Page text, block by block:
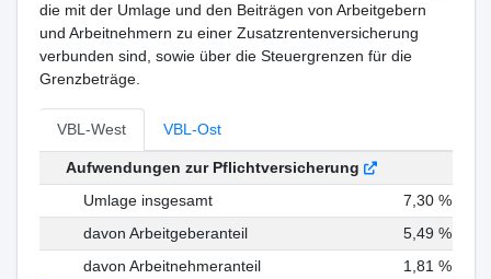
die mit der Umlage und den Beiträgen von Arbeitgebern
und Arbeitnehmern zu einer Zusatzrentenversicherung
verbunden sind, sowie über die Steuergrenzen für die
Grenzbeträge.
VBL-West VBL-Ost
Aufwendungen zur Pflichtversicherung
Umlage insgesamt
7,30 %
davon Arbeitgeberanteil
5,49 %
davon Arbeitnehmeranteil
1,81 %